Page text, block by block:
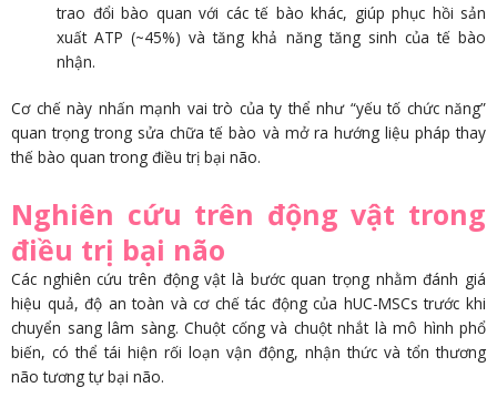
trao đổi bào quan với các tế bào khác, giúp phục hồi sản
xuất ATP (~45%) và tăng khả năng tăng sinh của tế bào
nhận.
Cơ chế này nhấn mạnh vai trò của ty thể như “yếu tố chức năng”
quan trọng trong sửa chữa tế bào và mở ra hướng liệu pháp thay
thế bào quan trong điều trị bại não.
Nghiên cứu trên động vật trong
điều trị bại não
Các nghiên cứu trên động vật là bước quan trọng nhằm đánh giá
hiệu quả, độ an toàn và cơ chế tác động của hUC-MSCs trước khi
chuyển sang lâm sàng. Chuột cống và chuột nhắt là mô hình phổ
biến, có thể tái hiện rối loạn vận động, nhận thức và tổn thương
não tương tự bại não.